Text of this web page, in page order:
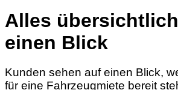
Alles
einen Blick
Kunden sehen auf einen Blick,
für eine Fahrzeugmiete bereit